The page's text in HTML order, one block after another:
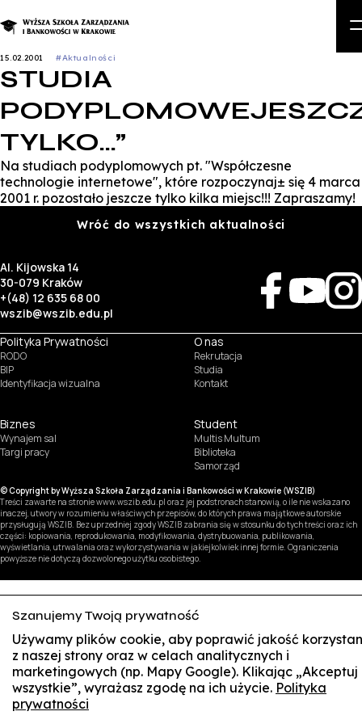
Zapisz się na
15.02.2001 #Aktualności
STUDIA
TYLKO…”
Na studiach podyplomowych pt. "Współczesne
technologie internetowe", które rozpoczynaj± się 4 marca
2001 r. pozostało jeszcze tylko kilka miejsc!!! Zapraszamy!
Wróć do wszystkich aktualności
Al. Kijowska 14
30-079 Kraków
+(48) 12 635 68 00
wszib@wszib.edu.pl
Polityka Prywatności
RODO
BIP
Identyfikacja wizualna
O nas
Rekrutacja
Studia
Kontakt
Biznes
Wynajem sal
Targi pracy
Student
Multis Multum
Biblioteka
Samorząd
© Copyright by Wyższa Szkoła Zarządzania i Bankowości w Krakowie (WSZIB)
Treści zawarte na stronie www.wszib.edu.pl oraz jej podstronach stanowią, o ile nie wskazano
inaczej, utwory w rozumieniu właściwych przepisów, do których prawa majątkowe autorskie
przysługują WSZIB. Bez uprzedniej zgody WSZIB zabrania się w stosunku do tych treści oraz ich
części: kopiowania, reprodukowania, modyfikowania, dystrybuowania, publikowania,
wyświetlania, utrwalania oraz wykorzystywania w jakiejkolwiek innej formie. Ograniczenia
powyższe nie dotyczą dozwolonego użytku osobistego.
Szanujemy Twoją prywatność
Używamy plików cookie, aby poprawić jakość
z naszej strony oraz w celach analitycznych i
marketingowych (np. Mapy Google). Klikając „Akceptuj
wszystkie”, wyrażasz zgodę na ich użycie. Polityka
prywatności